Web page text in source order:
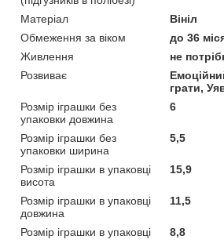
Матеріал
Вініл
Обмеження за віком
до 36
Живлення
не
Розвиває
грати,
Розмір іграшки без
упаковки довжина
6
Розмір іграшки без
упаковки ширина
5,5
Розмір іграшки в упаковці
висота
15,9
Розмір іграшки в упаковці
довжина
11,5
Розмір іграшки в упаковці
8,8